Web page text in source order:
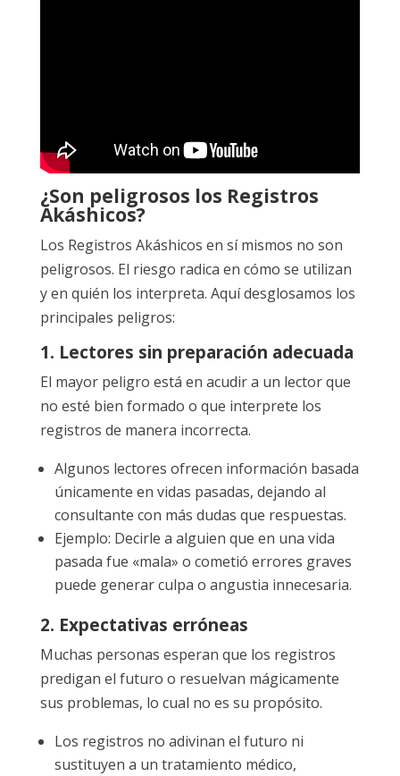
¿Son peligrosos los Registros
Akáshicos?
Los Registros Akáshicos en sí mismos no son
peligrosos. El riesgo radica en cómo se utilizan
y en quién los interpreta. Aquí desglosamos los
principales peligros:
1. Lectores sin preparación adecuada
El mayor peligro está en acudir a un lector que
no esté bien formado o que interprete los
registros de manera incorrecta.
Algunos lectores ofrecen información basada
únicamente en vidas pasadas, dejando al
consultante con más dudas que respuestas.
Ejemplo: Decirle a alguien que en una vida
pasada fue «mala» o cometió errores graves
puede generar culpa o angustia innecesaria.
2. Expectativas erróneas
Muchas personas esperan que los registros
predigan el futuro o resuelvan mágicamente
sus problemas, lo cual no es su propósito.
Los registros no adivinan el futuro ni
sustituyen a un tratamiento médico,